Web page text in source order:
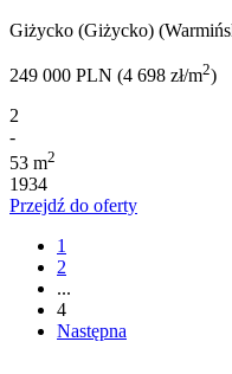
Giżycko (Giżycko)
249 000 PLN (4 698 zł/m2)
2
-
53 m2
1934
Przejdź do oferty
1
2
...
4
Następna